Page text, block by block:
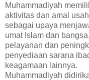
Muhammadiyah
aktivitas dan amal
sebagai upaya
umat Islam dan
pelayanan dan
penyediaan sarana
keagamaan lainnya.
Muhammadiyah